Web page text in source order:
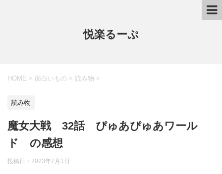
悦楽るーぷ
HOME > 面白いもの > 読み物 >
読み物
魔女大戦 32話 ぴゅあぴゅあワール
ド の感想
投稿日： 2023年7月1日